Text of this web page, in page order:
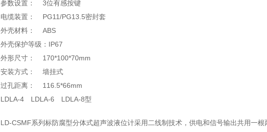
参数设置： 3位有感按键
电缆装置： PG11/PG13.5密封套
外壳材料： ABS
外壳保护等级：IP67
外形尺寸： 170*100*70mm
安装方式： 墙挂式
过孔距离： 116.5*66mm
LDLA-4 LDLA-6 LDLA-8型
LD-CSMF系列标防腐型分体式超声波液位计采用二线制技术，供电和信号输出共用一